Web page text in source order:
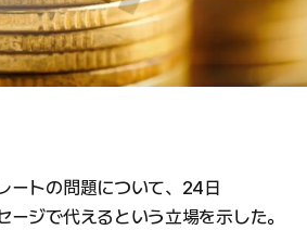
ートの問題について、24日
ージで代えるという立場を示した。